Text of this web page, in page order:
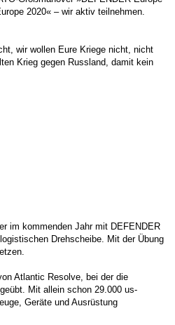
2020« – wir aktiv teilnehmen.
wir wollen Eure Kriege nicht, nicht
Krieg gegen Russland, damit kein
im kommenden Jahr mit DEFENDER
Drehscheibe. Mit der Übung
Atlantic Resolve, bei der die
Mit allein schon 29.000 us-
Geräte und Ausrüstung